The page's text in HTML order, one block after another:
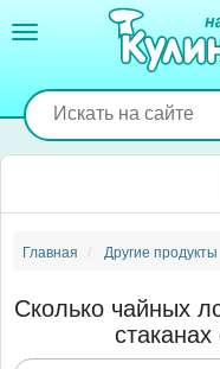
содержанию
Главная Другие продукты
Сколько чайных